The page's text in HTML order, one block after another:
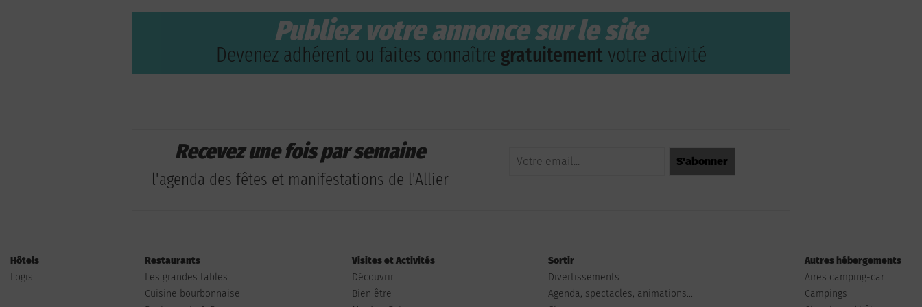
Publiez votre annonce sur le site
Devenez adhérent ou faites connaître gratuitement votre activité
Recevez une fois par semaine
l'agenda des fêtes et manifestations de l'Allier
Hôtels
Logis
Restaurants
Les grandes tables
Cuisine bourbonnaise
Visites et Activités
Découvrir
Bien être
Sortir
Divertissements
Agenda, spectacles, animations...
Autres hébergements
Aires camping-car
Campings